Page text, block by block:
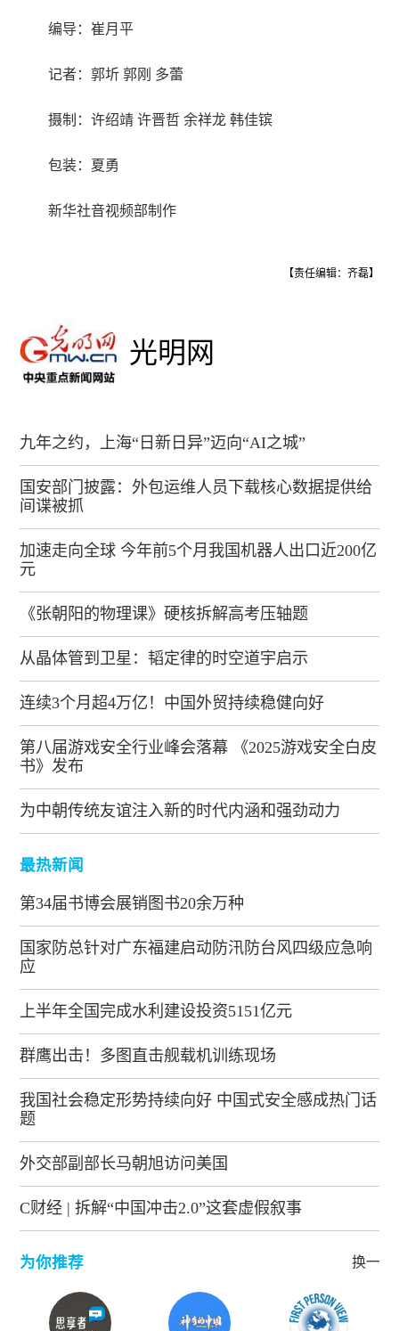
编导：崔月平
记者：郭圻 郭刚 多蕾
摄制：许绍靖 许晋哲 余祥龙 韩佳镔
包装：夏勇
新华社音视频部制作
【责任编辑：齐磊】
光明网
九年之约，上海“日新日异”迈向“AI之城”
国安部门披露：外包运维人员下载核心数据提供给
间谍被抓
加速走向全球 今年前5个月我国机器人出口近200亿
元
《张朝阳的物理课》硬核拆解高考压轴题
从晶体管到卫星：韬定律的时空道宇启示
连续3个月超4万亿！中国外贸持续稳健向好
第八届游戏安全行业峰会落幕 《2025游戏安全白皮
书》发布
为中朝传统友谊注入新的时代内涵和强劲动力
最热新闻
第34届书博会展销图书20余万种
国家防总针对广东福建启动防汛防台风四级应急响
应
上半年全国完成水利建设投资5151亿元
群鹰出击！多图直击舰载机训练现场
我国社会稳定形势持续向好 中国式安全感成热门话
题
外交部副部长马朝旭访问美国
C财经 | 拆解“中国冲击2.0”这套虚假叙事
为你推荐 换一批